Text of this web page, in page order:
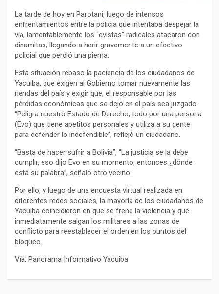
La tarde de hoy en Parotani, luego de intensos
enfrentamientos entre la policía que intentaba despejar la
vía, lamentablemente los “evistas” radicales atacaron con
dinamitas, llegando a herir gravemente a un efectivo
policial que perdió una pierna.
Esta situación rebaso la paciencia de los ciudadanos de
Yacuiba, que exigen al Gobierno tomar nuevamente las
riendas del país y exigir que, el responsable por las
pérdidas económicas que se dejó en el país sea juzgado.
“Peligra nuestro Estado de Derecho, todo por una persona
(Evo) que tiene apetitos personales y utiliza a su gente
para defender lo indefendible”, reflejó un ciudadano.
“Basta de hacer sufrir a Bolivia”, “La justicia se la debe
cumplir, eso dijo Evo en su momento, entonces ¿dónde
está su palabra”, señalo otro vecino.
Por ello, y luego de una encuesta virtual realizada en
diferentes redes sociales, la mayoría de los ciudadanos de
Yacuiba coincidieron en que se frene la violencia y que
inmediatamente salgan los militares a las zonas de
conflicto para reestablecer el orden en los puntos del
bloqueo.
Vía: Panorama Informativo Yacuiba